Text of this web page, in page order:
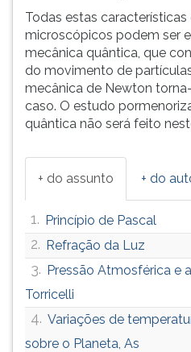
Todas estas
microscópicos podem ser
mecânica quântica, que
do movimento de
mecânica de Newton
caso. O estudo
quântica não será feito
+ do assunto + do
1. Princípio de Pascal
2. Refração da Luz
3. Pressão Atmosférica e
Torricelli
4. Variações de
sobre o Planeta, As